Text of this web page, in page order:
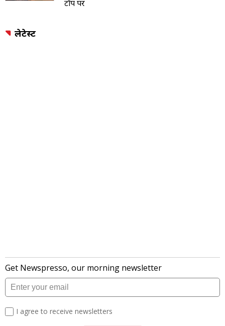
टॉप पर
लेटेस्ट